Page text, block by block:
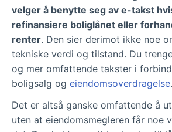
velger å benytte seg av e-takst
refinansiere boliglånet eller
renter. Den sier derimot ikke noe
tekniske verdi og tilstand. Du
og mer omfattende takster i
boligsalg og eiendomsoverdragelse.
Det er altså ganske omfattende å
uten at eiendomsmegleren får noe